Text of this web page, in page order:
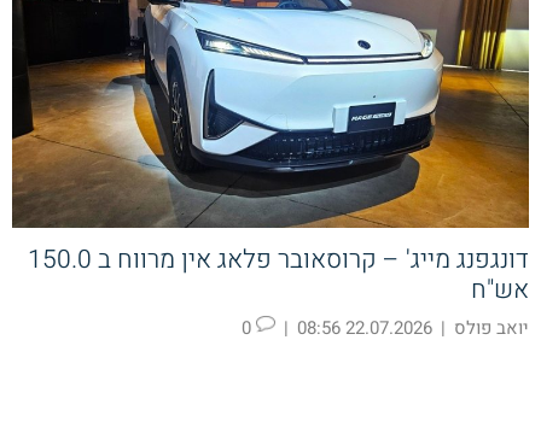
דונגפנג מייג' – קרוסאובר פלאג אין מרווח ב 150.0
אש"ח
יואב פולס |
22.07.2026 08:56
|